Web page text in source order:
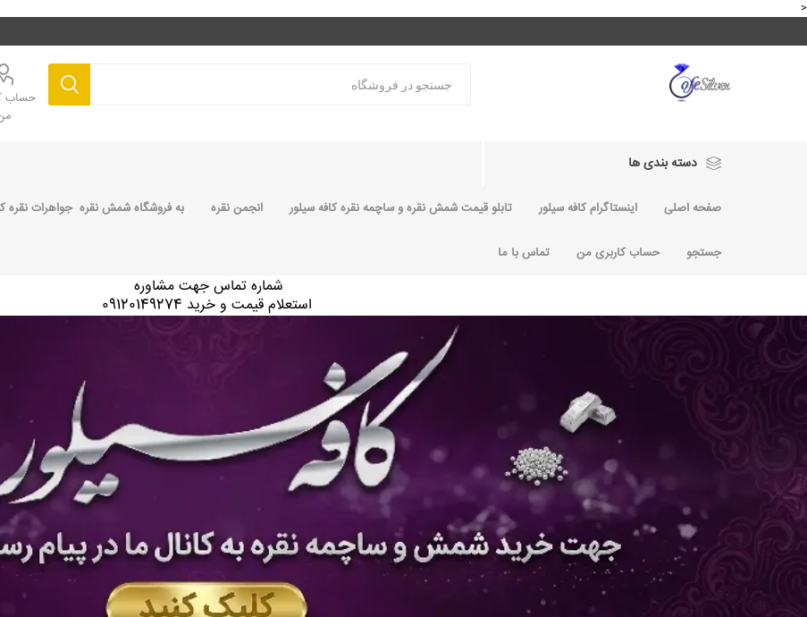
<
حساب
دسته بندی ها
صفحه اصلی اینستاگرام کافه سیلور تابلو قیمت شمش نقره و ساچمه نقره کافه سیلور انجمن نقره به فروشگاه شمش نقره جواهرات نقره
جستجو حساب کاربری من تماس با ما
شماره تماس جهت مشاوره
استعلام قیمت و خرید 09120149274